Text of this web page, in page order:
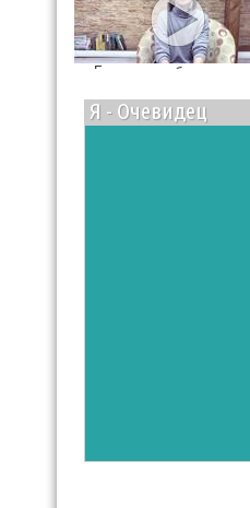
Будь здров без
Я - Очевидец
17